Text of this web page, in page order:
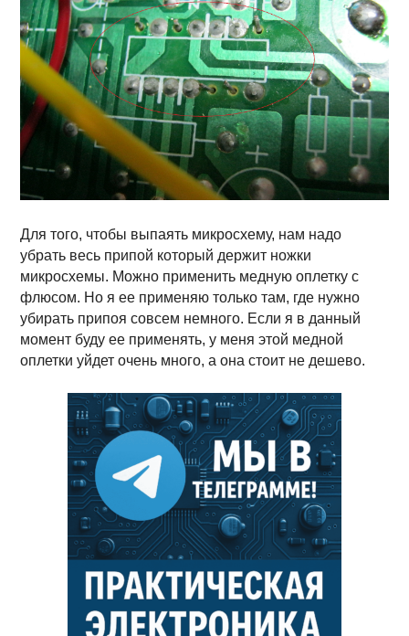
Для того, чтобы выпаять микросхему, нам надо
убрать весь припой который держит ножки
микросхемы. Можно применить медную оплетку с
флюсом. Но я ее применяю только там, где нужно
убирать припоя совсем немного. Если я в данный
момент буду ее применять, у меня этой медной
оплетки уйдет очень много, а она стоит не дешево.